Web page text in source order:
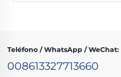
Teléfono / WhatsApp / WeChat:
008613327713660